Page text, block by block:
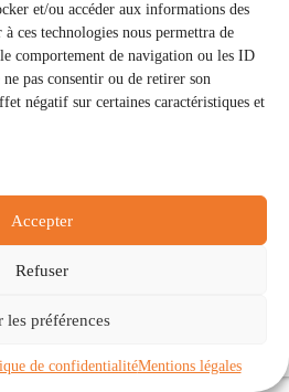
et/ou accéder aux informations des
ces technologies nous permettra de
comportement de navigation ou les ID
pas consentir ou de retirer son
négatif sur certaines caractéristiques et
Accepter
Refuser
les préférences
de confidentialitéMentions légales
À propos
de cookies (UE)